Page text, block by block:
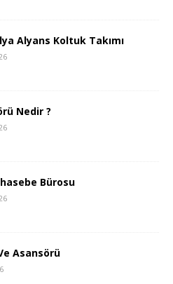
Alyans Koltuk Takımı
Nedir ?
Bürosu
Asansörü